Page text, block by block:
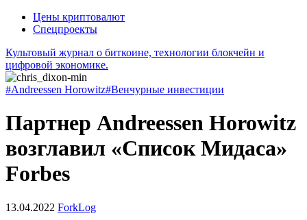
Цены криптовалют
Спецпроекты
Культовый журнал о биткоине, технологии блокчейн и
цифровой экономике.
#Andreessen Horowitz#Венчурные инвестиции
Партнер Andreessen Horowitz
возглавил «Список Мидаса»
Forbes
13.04.2022 ForkLog